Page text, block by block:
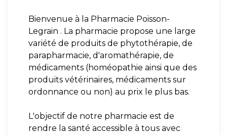
Bienvenue à la Pharmacie Poisson-
Legrain . La pharmacie propose une large
variété de produits de phytothérapie, de
parapharmacie, d'aromathérapie, de
médicaments (homéopathie ainsi que des
produits vétérinaires, médicaments sur
ordonnance ou non) au prix le plus bas.
L'objectif de notre pharmacie est de
rendre la santé accessible à tous avec